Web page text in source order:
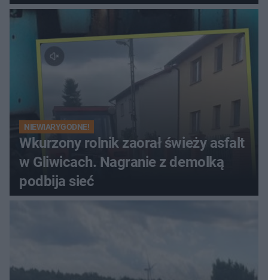
NIEWIARYGODNE!
Wkurzony rolnik zaorał świeży asfalt
w Gliwicach. Nagranie z demolką
podbija sieć